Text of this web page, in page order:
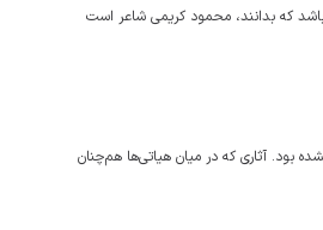
باشد که بدانند، محمود کریمی شاعر است
بود. آثاری که در میان هیاتی‌ها هم‌چنان